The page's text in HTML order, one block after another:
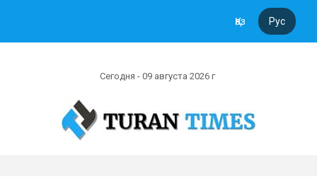
Қаз Рус
Сегодня - 09 августа 2026 г